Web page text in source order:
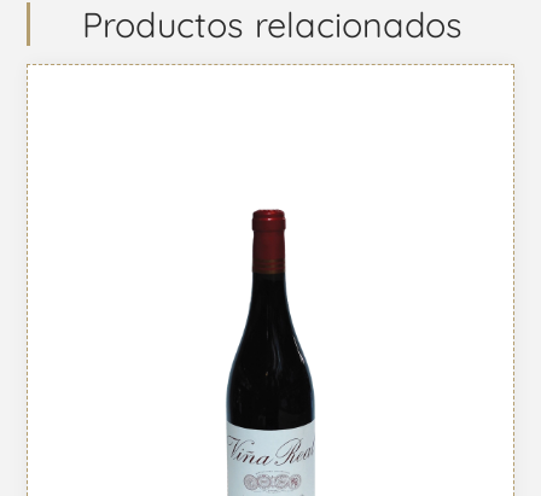
Productos relacionados